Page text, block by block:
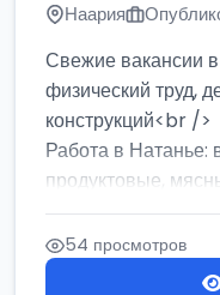
Наария
Свежие вакансии
физический труд,
конструкций<br />
Работа в Натанье:
продуктовые,
Разнорабочий на
54 просмотров